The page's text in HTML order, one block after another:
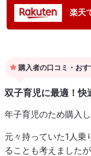
楽天
購入者の口コミ・おす
双子育児に最適！快
年子育児のため購入し
元々持っていた1人乗
ることも考えました